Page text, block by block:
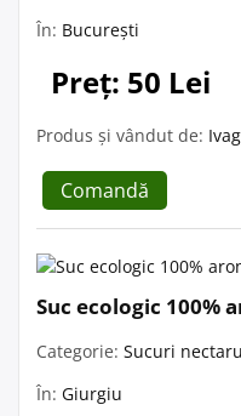
În: București
Preț: 50 Lei
Produs și vândut de:
Comandă
Suc ecologic 100%
Categorie: Sucuri
În: Giurgiu